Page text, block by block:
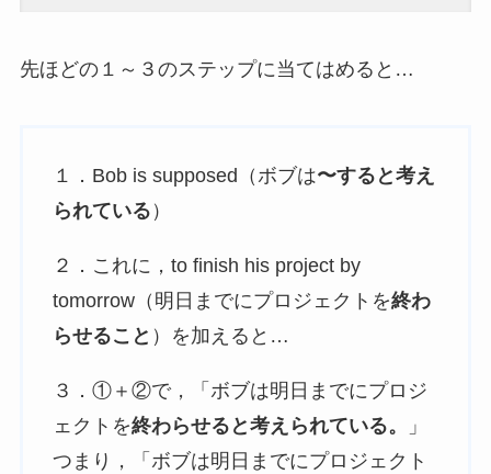
先ほどの１～３のステップに当てはめると…
１．Bob is supposed（ボブは〜すると考え
られている ）
２．これに，to finish his project by
tomorrow（明日までにプロジェクトを終わ
らせること ）を加えると…
３．①＋②で，「ボブは明日までにプロジ
ェクトを終わらせると考えられている。
」
つまり，「ボブは明日までにプロジェクト